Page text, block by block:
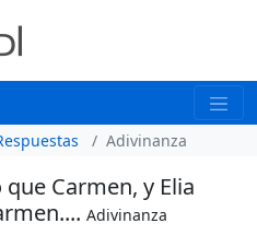
Adivinanza
Carmen, y Elia
Adivinanza